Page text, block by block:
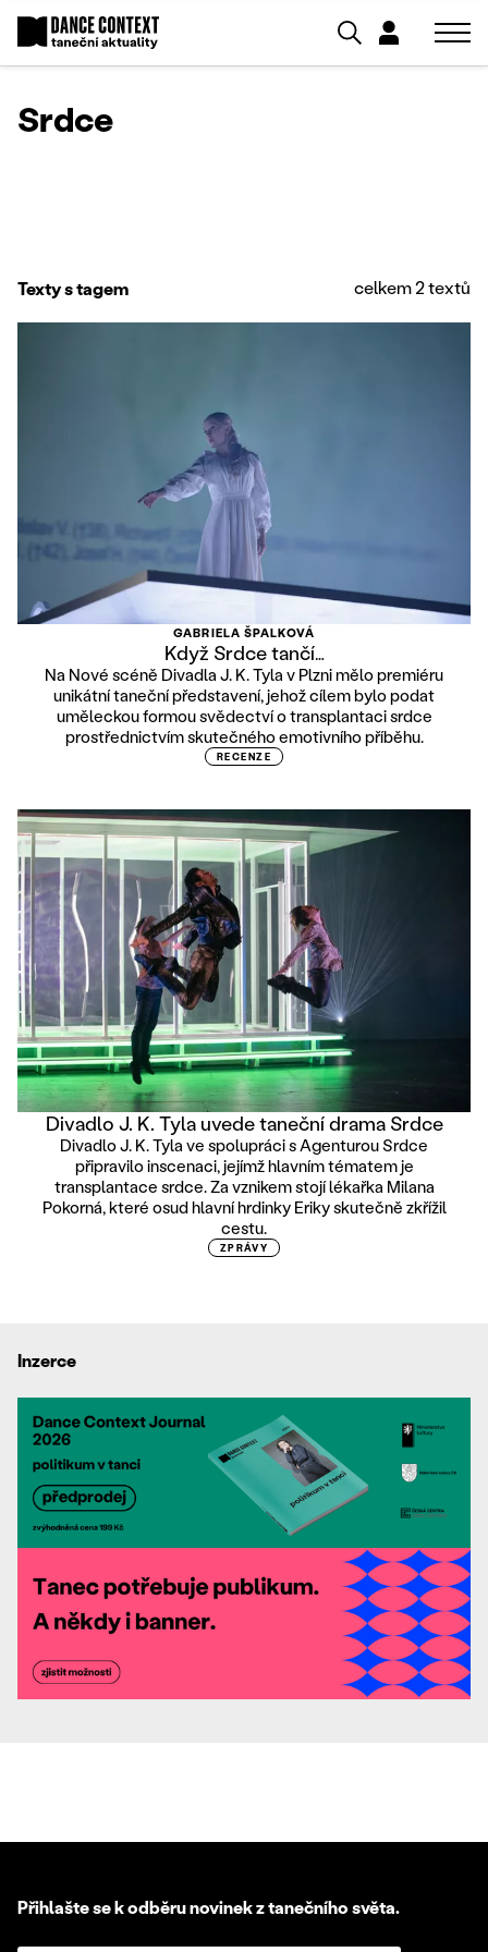
Srdce
Texty s tagem celkem 2 textů
GABRIELA ŠPALKOVÁ
Když Srdce tančí…
Na Nové scéně Divadla J. K. Tyla v Plzni mělo premiéru
unikátní taneční představení, jehož cílem bylo podat
uměleckou formou svědectví o transplantaci srdce
prostřednictvím skutečného emotivního příběhu.
RECENZE
Divadlo J. K. Tyla uvede taneční drama Srdce
Divadlo J. K. Tyla ve spolupráci s Agenturou Srdce
připravilo inscenaci, jejímž hlavním tématem je
transplantace srdce. Za vznikem stojí lékařka Milana
Pokorná, které osud hlavní hrdinky Eriky skutečně zkřížil
cestu.
ZPRÁVY
Inzerce
Přihlašte se k odběru novinek z tanečního světa.